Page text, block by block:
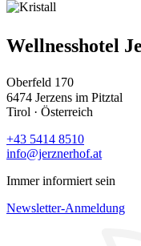
Wellnesshotel
Oberfeld 170
6474 Jerzens im Pitztal
Tirol · Österreich
+43 5414 8510
info@jerznerhof.at
Immer informiert sein
Newsletter-Anmeldung